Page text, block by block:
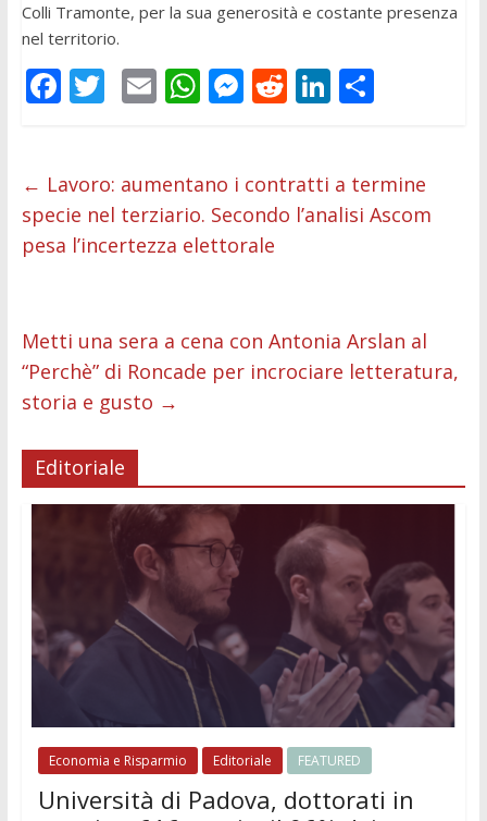
Colli Tramonte, per la sua generosità e costante presenza
nel territorio.
F
b
o
o
T
er
E
l
W
s
A
p
M
e
n
g
R
di
t
Li
e
dI
C
di
vi
← Lavoro: aumentano i contratti a termine
specie nel terziario. Secondo l’analisi Ascom
pesa l’incertezza elettorale
Metti una sera a cena con Antonia Arslan al
“Perchè” di Roncade per incrociare letteratura,
storia e gusto →
Editoriale
Economia e Risparmio Editoriale FEATURED
Università di Padova, dottorati in